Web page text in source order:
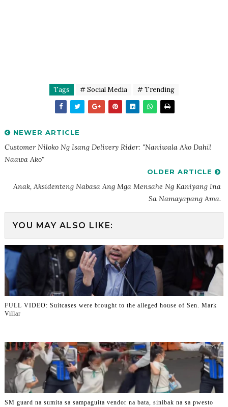
Tags # Social Media # Trending
NEWER ARTICLE
Customer Niloko Ng Isang Delivery Rider: "Naniwala Ako Dahil
Naawa Ako"
OLDER ARTICLE
Anak, Aksidenteng Nabasa Ang Mga Mensahe Ng Kaniyang Ina
Sa Namayapang Ama.
YOU MAY ALSO LIKE:
FULL VIDEO: Suitcases were brought to the alleged house of Sen. Mark
Villar
SM guard na sumita sa sampaguita vendor na bata, sinibak na sa pwesto